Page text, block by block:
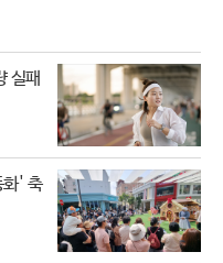
실패
화' 축